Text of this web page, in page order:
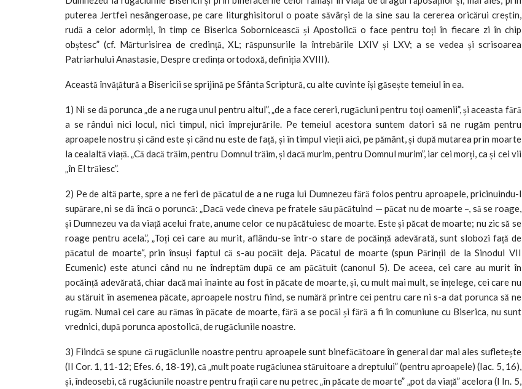
puterea Jertfei nesângeroase, pe care liturghisitorul o poate săvârși de la sine sau la cererea oricărui creștin,
rudă a celor adormiți, în timp ce Biserica Sobornicească și Apostolică o face pentru toți în fiecare zi în chip
obștesc” (cf. Mărturisirea de credință, XL; răspunsurile la întrebările LXIV și LXV; a se vedea și scrisoarea
Patriarhului Anastasie, Despre credința ortodoxă, definiția XVIII).
Această învățătură a Bisericii se sprijină pe Sfânta Scriptură, cu alte cuvinte își găsește temeiul în ea.
1) Ni se dă porunca „de a ne ruga unul pentru altul”, „de a face cereri, rugăciuni pentru toți oamenii”, și aceasta fără
a se rândui nici locul, nici timpul, nici împrejurările. Pe temeiul acestora suntem datori să ne rugăm pentru
aproapele nostru și când este și când nu este de față, și în timpul vieții aici, pe pământ, și după mutarea prin moarte
la cealaltă viață. „Că dacă trăim, pentru Domnul trăim, și dacă murim, pentru Domnul murim”, iar cei morți, ca și cei vii
„în El trăiesc”.
2) Pe de altă parte, spre a ne feri de păcatul de a ne ruga lui Dumnezeu fără folos pentru aproapele, pricinuindu-l
supărare, ni se dă încă o poruncă: „Dacă vede cineva pe fratele său păcătuind — păcat nu de moarte –, să se roage,
și Dumnezeu va da viață acelui frate, anume celor ce nu păcătuiesc de moarte. Este și păcat de moarte; nu zic să se
roage pentru acela.”, „Toți cei care au murit, aflându-se într-o stare de pocăință adevărată, sunt slobozi față de
păcatul de moarte“, prin însuși faptul că s-au pocăit deja. Păcatul de moarte (spun Părinții de la Sinodul VII
Ecumenic) este atunci când nu ne îndreptăm după ce am păcătuit (canonul 5). De aceea, cei care au murit în
pocăință adevărată, chiar dacă mai înainte au fost în păcate de moarte, și, cu mult mai mult, se înțelege, cei care nu
au stăruit în asemenea păcate, aproapele nostru fiind, se numără printre cei pentru care ni s-a dat porunca să ne
rugăm. Numai cei care au rămas în păcate de moarte, fără a se pocăi și fără a fi în comuniune cu Biserica, nu sunt
vrednici, după porunca apostolică, de rugăciunile noastre.
3) Fiindcă se spune că rugăciunile noastre pentru aproapele sunt binefăcătoare în general dar mai ales sufletește
(II Cor. 1, 11-12; Efes. 6, 18-19), că „mult poate rugăciunea stăruitoare a dreptului” (pentru aproapele) (Iac. 5, 16),
și, îndeosebi, că rugăciunile noastre pentru frații care nu petrec „în păcate de moarte” „pot da viață” acelora (I In. 5,